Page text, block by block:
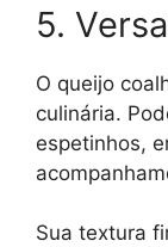
5.
O queijo
culinária.
espetinhos,
Sua textura